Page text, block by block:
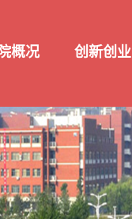
概况 创新创业